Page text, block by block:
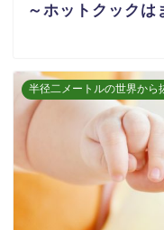
～ホットクックは
半径二メートルの世界から